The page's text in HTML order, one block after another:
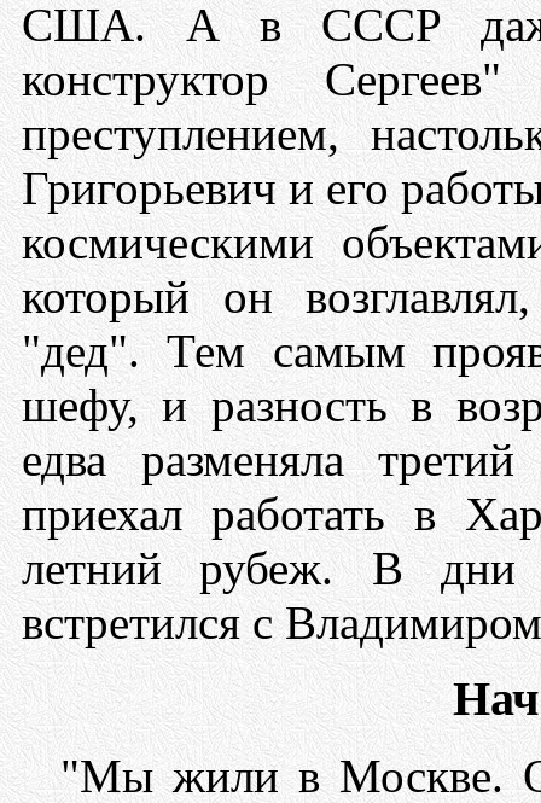
США. А в СССР даже
конструктор Сергеев"
преступлением,
Григорьевич и его
космическими
который он
"дед". Тем самым
шефу, и разность в
едва разменяла
приехал работать в
летний рубеж. В дни
встретился с
"Мы жили в Москве.